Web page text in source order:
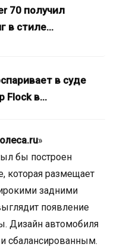
70 получил
в стиле…
в суде
Flock в…
»
бы построен
которая размещает
задними
появление
Дизайн автомобиля
сбалансированным.